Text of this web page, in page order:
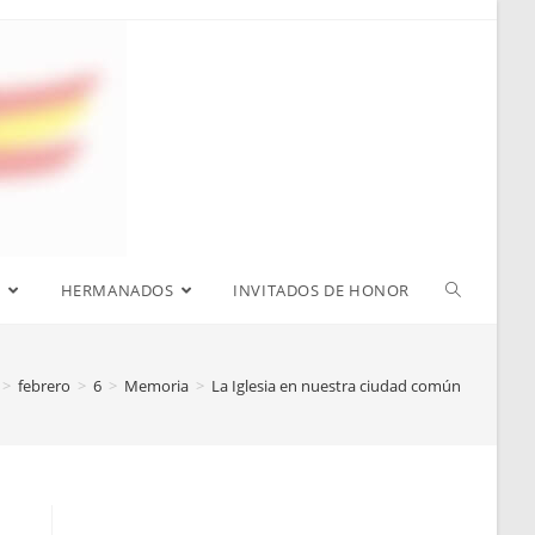
HERMANADOS INVITADOS DE HONOR
> febrero > 6 > Memoria > La Iglesia en nuestra ciudad común